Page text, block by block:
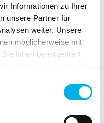
Informationen zu Ihrer
unsere Partner für
weiter. Unsere
möglicherweise mit
ihnen bereitgestellt
vorbei und feiert mit
der Stadt!
Party
nicht